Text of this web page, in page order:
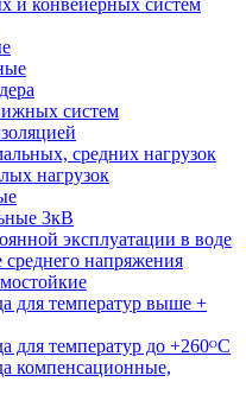
систем
средних нагрузок
нагрузок
3кВ
эксплуатации в воде
напряжения
для температур выше +
для температур до +260ᴼС
компенсационные,